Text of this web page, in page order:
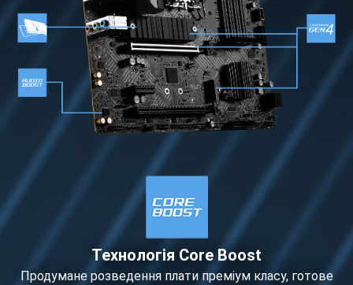
Технологія Core Boost
Продумане розведення плати преміум класу, готове